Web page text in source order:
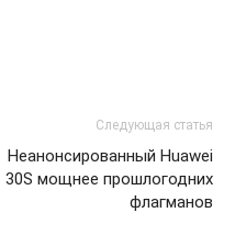
Следующая статья
Неанонсированный Huawei
30S мощнее прошлогодних
флагманов